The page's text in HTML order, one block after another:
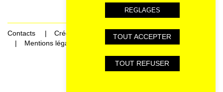
Contacts
Crédits
Mentions légales et données personnelles
REGLAGES
TOUT ACCEPTER
TOUT REFUSER